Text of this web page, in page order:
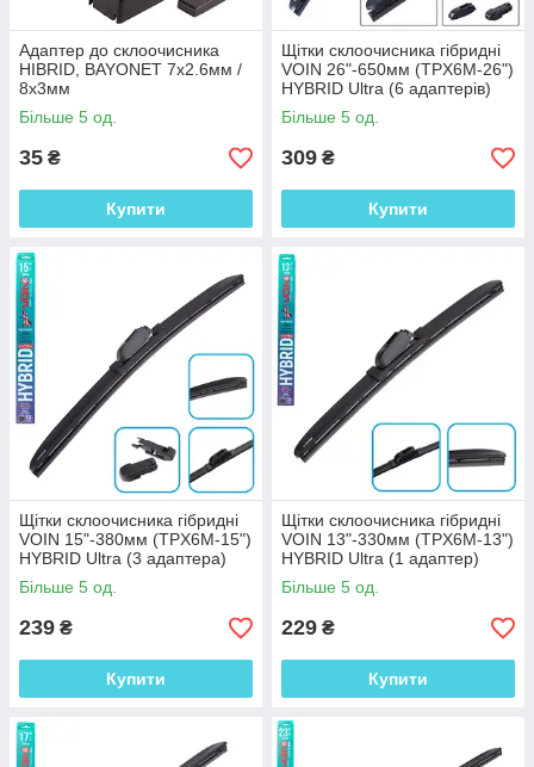
Адаптер до склоочисника
HIBRID, BAYONET 7х2.6мм /
8x3мм
Більше 5 од.
35 ₴
Купити
Щітки склоочисника гібридні
VOIN 26"-650мм (TPX6M-26")
HYBRID Ultra (6 адаптерів)
Більше 5 од.
309 ₴
Купити
Щітки склоочисника гібридні
VOIN 15"-380мм (TPX6M-15")
HYBRID Ultra (3 адаптера)
Більше 5 од.
239 ₴
Купити
Щітки склоочисника гібридні
VOIN 13"-330мм (TPX6M-13")
HYBRID Ultra (1 адаптер)
Більше 5 од.
229 ₴
Купити